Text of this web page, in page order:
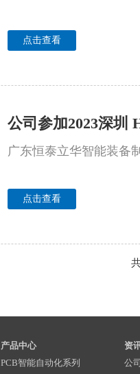
点击查看
公司参加2023深圳
广东恒泰立华智能装备
点击查看
产品中心
PCB智能自动化系列
资
公